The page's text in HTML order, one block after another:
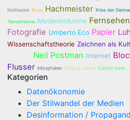
Multitasker Bose Hachmeister Krise der
Telmannianna Medienindustrie Fernsehen
Fotografie Umberto Eco Papier
Wissenschaftstheorie Zeichnen als
Neil Postman Internet
Flusser Infosphären Data as culture Cizizen Kane
Kategorien
Datenökonomie
Der Stilwandel der Medien
Desinformation /